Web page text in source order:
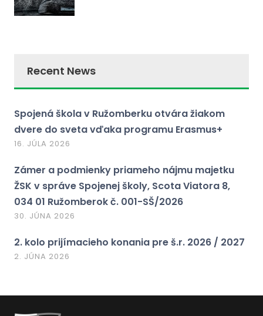
Recent News
Spojená škola v Ružomberku otvára žiakom
dvere do sveta vďaka programu Erasmus+
16. JÚLA 2026
Zámer a podmienky priameho nájmu majetku
ŽSK v správe Spojenej školy, Scota Viatora 8,
034 01 Ružomberok č. 001-SŠ/2026
30. JÚNA 2026
2. kolo prijímacieho konania pre š.r. 2026 / 2027
2. JÚNA 2026